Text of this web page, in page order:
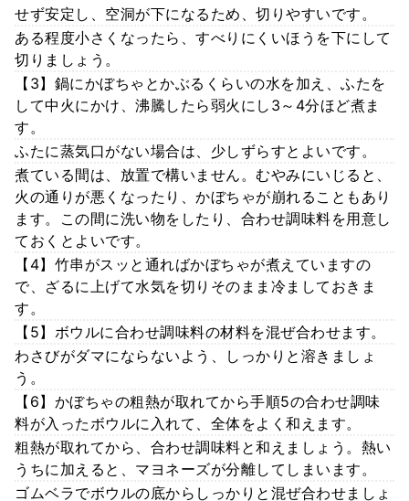
せず安定し、空洞が下になるため、切りやすいです。
ある程度小さくなったら、すべりにくいほうを下にして
切りましょう。
【3】鍋にかぼちゃとかぶるくらいの水を加え、ふたを
して中火にかけ、沸騰したら弱火にし3～4分ほど煮ま
す。
ふたに蒸気口がない場合は、少しずらすとよいです。
煮ている間は、放置で構いません。むやみにいじると、
火の通りが悪くなったり、かぼちゃが崩れることもあり
ます。この間に洗い物をしたり、合わせ調味料を用意し
ておくとよいです。
【4】竹串がスッと通ればかぼちゃが煮えていますの
で、ざるに上げて水気を切りそのまま冷ましておきま
す。
【5】ボウルに合わせ調味料の材料を混ぜ合わせます。
わさびがダマにならないよう、しっかりと溶きましょ
う。
【6】かぼちゃの粗熱が取れてから手順5の合わせ調味
料が入ったボウルに入れて、全体をよく和えます。
粗熱が取れてから、合わせ調味料と和えましょう。熱い
うちに加えると、マヨネーズが分離してしまいます。
ゴムベラでボウルの底からしっかりと混ぜ合わせましょ